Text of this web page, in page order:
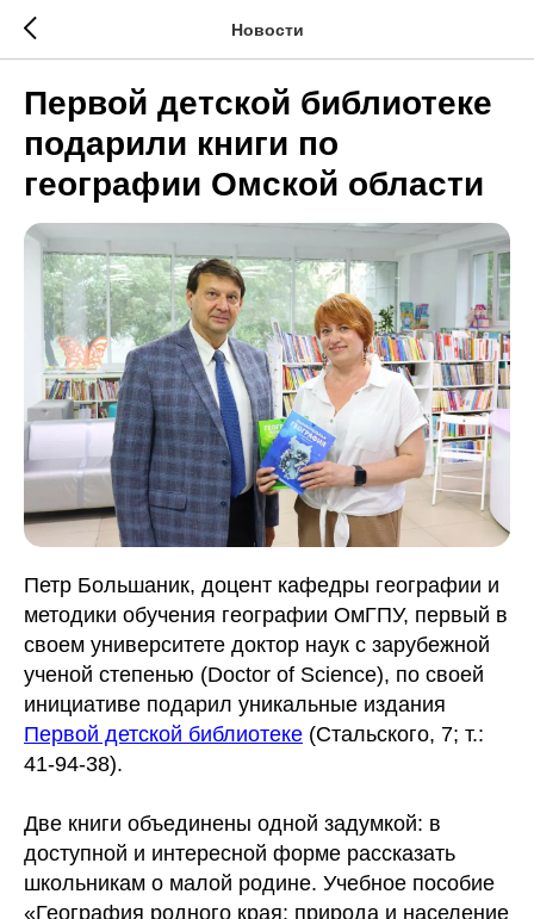
Новости
Первой детской библиотеке
подарили книги по
географии Омской области
Петр Большаник, доцент кафедры географии и
методики обучения географии ОмГПУ, первый в
своем университете доктор наук с зарубежной
ученой степенью (Doctor of Science), по своей
инициативе подарил уникальные издания
Первой детской библиотеке (Стальского, 7; т.:
41-94-38).
Две книги объединены одной задумкой: в
доступной и интересной форме рассказать
школьникам о малой родине. Учебное пособие
«География родного края: природа и население